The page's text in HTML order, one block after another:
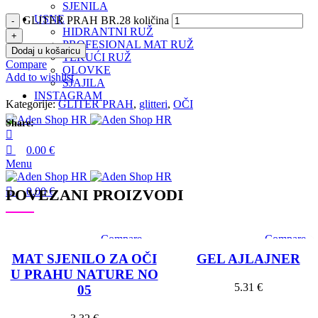
SJENILA
USNE
HIDRANTNI RUŽ
PROFESIONAL MAT RUŽ
TEKUĆI RUŽ
OLOVKE
SJAJILA
INSTAGRAM
0.00 €
Menu
0.00€
GLITER PRAH BR.28 količina
Dodaj u košaricu
Compare
Add to wishlist
Kategorije: GLITER PRAH, glitteri, OČI
Share:
POVEZANI PROIZVODI
Compare
Quick view
Add to wishlist
MAT SJENILO ZA OČI
U PRAHU NATURE NO
05
Compare
Quick view
Add to
GEL AJLAJNER
5.31 €